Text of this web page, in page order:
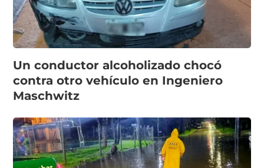
Un conductor alcoholizado chocó
contra otro vehículo en Ingeniero
Maschwitz